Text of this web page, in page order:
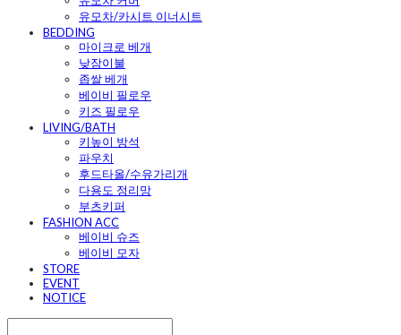
유모차/카시트 이너시트
BEDDING
마이크로 베개
낮잠이불
좁쌀 베개
베이비 필로우
키즈 필로우
LIVING/BATH
키높이 방석
파우치
후드타올/수유가리개
다용도 정리망
부츠키퍼
FASHION ACC
베이비 슈즈
베이비 모자
STORE
EVENT
NOTICE